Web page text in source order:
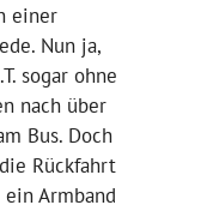
einer
Nun ja,
sogar ohne
nach über
Bus. Doch
Rückfahrt
Armband